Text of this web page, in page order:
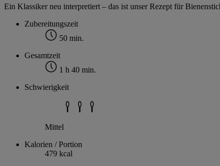
Ein Klassiker neu interpretiert – das ist unser Rezept für
Zubereitungszeit
50 min.
Gesamtzeit
1 h 40 min.
Schwierigkeit
Mittel
Kalorien / Portion
479 kcal